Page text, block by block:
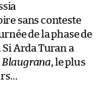
sans conteste
de la phase de
Arda Turan a
Blaugrana, le plus